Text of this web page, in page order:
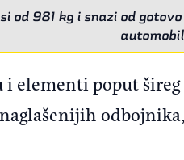
od 981 kg i snazi od
i elementi poput